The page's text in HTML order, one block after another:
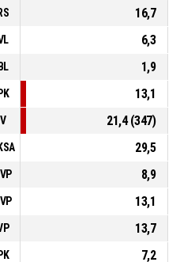
16,7
6,3
1,9
13,1
V
21,4 (347)
29,5
8,9
13,1
13,7
7,2